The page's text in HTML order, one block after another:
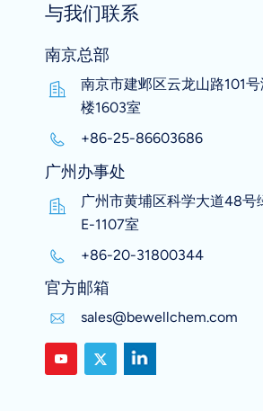
与我们联系
南京总部
南京市建邺区云龙山路101
楼1603室
+86-25-86603686
广州办事处
广州市黄埔区科学大道48号
E-1107室
+86-20-31800344
官方邮箱
sales@bewellchem.com